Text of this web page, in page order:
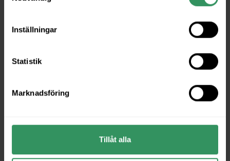
Inställningar
Statistik
Marknadsföring
Tillåt alla
🎅 Träffa Tomtarna 🤶
📍 Mitt i City
📅 Den 14 februari